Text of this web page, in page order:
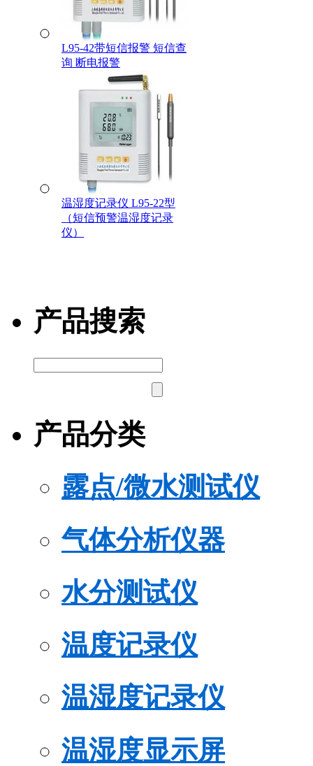
L95-42带短信报警 短信查
询 断电报警
温湿度记录仪 L95-22型
（短信预警温湿度记录
仪）
产品搜索
产品分类
露点/微水测试仪
气体分析仪器
水分测试仪
温度记录仪
温湿度记录仪
温湿度显示屏